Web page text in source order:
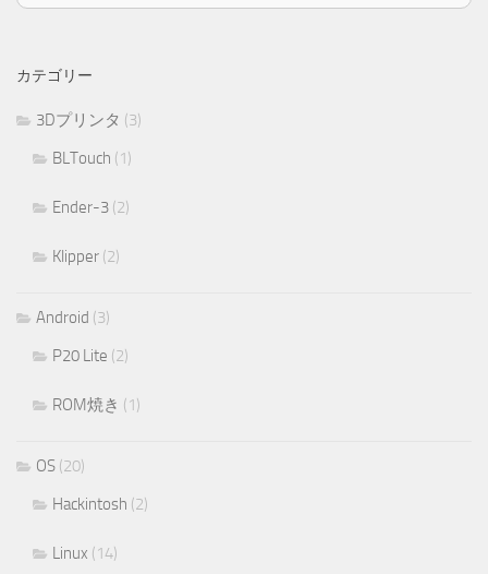
カテゴリー
3Dプリンタ (3)
BLTouch (1)
Ender-3 (2)
Klipper (2)
Android (3)
P20 Lite (2)
ROM焼き (1)
OS (20)
Hackintosh (2)
Linux (14)